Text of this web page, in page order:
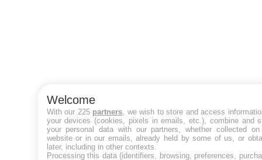
Welcome
With our 225 partners , we wish to store and access
your devices (cookies, pixels in emails, etc.), combine and
your personal data with our partners, whether collected
website or in our emails, already held by some of us, or
later, including in other contexts.
Processing this data (identifiers, browsing, preferences,